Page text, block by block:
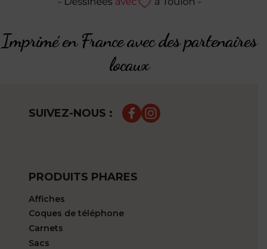
Imprimé en France avec des partenaires
locaux
SUIVEZ-NOUS :
PRODUITS PHARES
Affiches
Coques de téléphone
Carnets
Sacs